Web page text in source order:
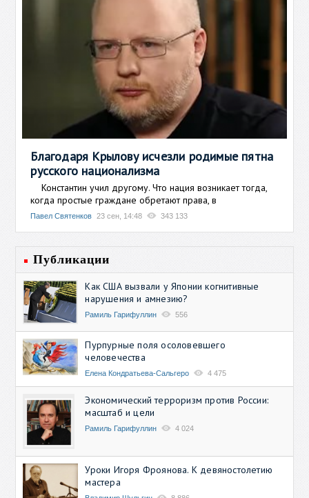
Благодаря Крылову исчезли родимые пятна
русского национализма
Константин учил другому. Что нация возникает тогда,
когда простые граждане обретают права, в
Павел Святенков 23 сен, 14:48 343 133
Публикации
Как США вызвали у Японии когнитивные
нарушения и амнезию?
Рамиль Гарифуллин 556
Пурпурные поля осоловевшего
человечества
Елена Кондратьева-Сальгеро 4 475
Экономический терроризм против России:
масштаб и цели
Рамиль Гарифуллин 4 024
Уроки Игоря Фроянова. К девяностолетию
мастера